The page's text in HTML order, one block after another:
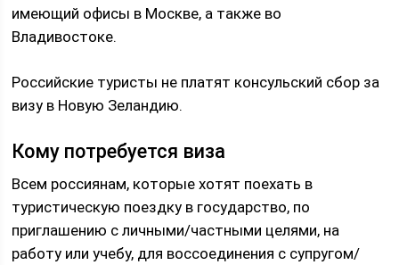
имеющий офисы в Москве, а также во
Владивостоке.
Российские туристы не платят консульский сбор за
визу в Новую Зеландию.
Кому потребуется виза
Всем россиянам, которые хотят поехать в
туристическую поездку в государство, по
приглашению с личными/частными целями, на
работу или учебу, для воссоединения с супругом/